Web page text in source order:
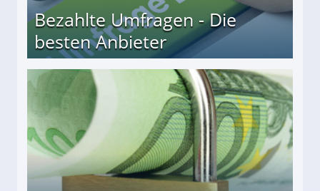
Bezahlte Umfragen - Die
besten Anbieter